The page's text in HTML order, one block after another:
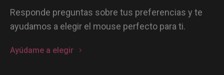
Responde preguntas sobre tus preferencias y te
ayudamos a elegir el mouse perfecto para ti.
Ayúdame a elegir